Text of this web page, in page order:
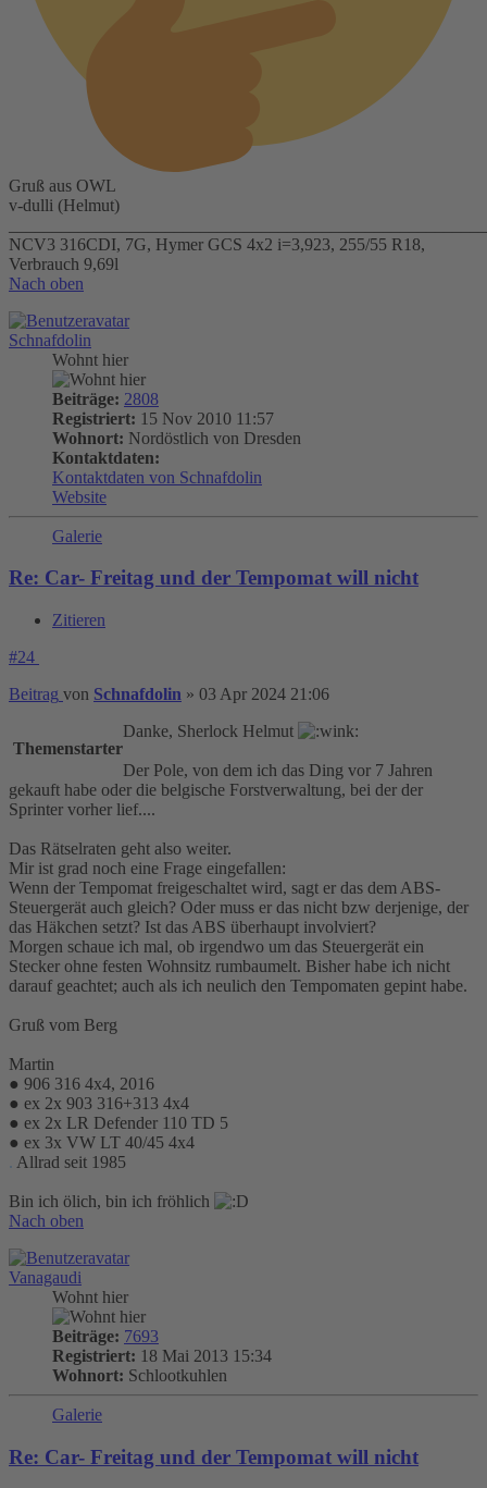
Gruß aus OWL
v-dulli (Helmut)
NCV3 316CDI, 7G, Hymer GCS 4x2 i=3,923, 255/55 R18,
Verbrauch 9,69l
Nach oben
Schnafdolin
Wohnt hier
Beiträge: 2808
Registriert: 15 Nov 2010 11:57
Wohnort: Nordöstlich von Dresden
Kontaktdaten:
Kontaktdaten von Schnafdolin
Website
Galerie
Re: Car- Freitag und der Tempomat will nicht
Zitieren
#24
Beitrag von Schnafdolin » 03 Apr 2024 21:06
Themenstarter
Danke, Sherlock Helmut
Der Pole, von dem ich das Ding vor 7 Jahren
gekauft habe oder die belgische Forstverwaltung, bei der der
Sprinter vorher lief....
Das Rätselraten geht also weiter.
Mir ist grad noch eine Frage eingefallen:
Wenn der Tempomat freigeschaltet wird, sagt er das dem ABS-
Steuergerät auch gleich? Oder muss er das nicht bzw derjenige, der
das Häkchen setzt? Ist das ABS überhaupt involviert?
Morgen schaue ich mal, ob irgendwo um das Steuergerät ein
Stecker ohne festen Wohnsitz rumbaumelt. Bisher habe ich nicht
darauf geachtet; auch als ich neulich den Tempomaten gepint habe.
Gruß vom Berg
Martin
● 906 316 4x4, 2016
● ex 2x 903 316+313 4x4
● ex 2x LR Defender 110 TD 5
● ex 3x VW LT 40/45 4x4
. Allrad seit 1985
Bin ich ölich, bin ich fröhlich
Nach oben
Vanagaudi
Wohnt hier
Beiträge: 7693
Registriert: 18 Mai 2013 15:34
Wohnort: Schlootkuhlen
Galerie
Re: Car- Freitag und der Tempomat will nicht